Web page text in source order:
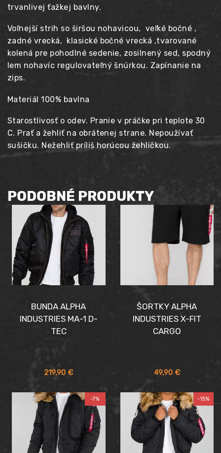
trvanlivej ťažkej bavlny.
Voľnejší strih so širšou nohavicou, veľké bočné ,
zadné vrecká, klasické bočné vrecká ,tvarované
kolená pre pohodlné sedenie, zosilnený sed, spodný
lem nohavíc regulovateľný šnúrkou. Zapínanie na
zips.
Materiál 100% bavlna
Starostlivosť o odev. Pranie v práčke pri teplote 30
C. Prať a žehliť na obrátenej strane. Nepoužívať
sušičku. Nežehliť príliš horúcou žehličkou.
PODOBNÉ PRODUKTY
BUNDA ALPHA
INDUSTRIES MA-1 D-
TEC
219,90 €
ŠORTKY ALPHA
INDUSTRIES X-FIT
CARGO
49,90 €
-7% -15%